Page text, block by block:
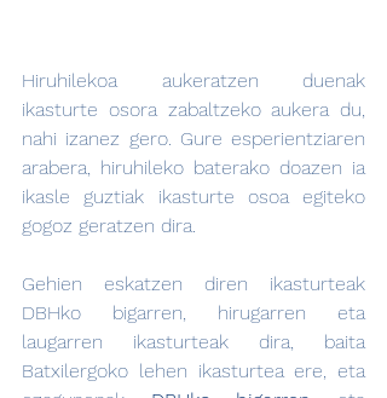
Hiruhilekoa aukeratzen duenak
ikasturte osora zabaltzeko aukera du,
nahi izanez gero. Gure esperientziaren
arabera, hiruhileko baterako doazen ia
ikasle guztiak ikasturte osoa egiteko
gogoz geratzen dira.
Gehien eskatzen diren ikasturteak
DBHko bigarren, hirugarren eta
laugarren ikasturteak dira, baita
Batxilergoko lehen ikasturtea ere, eta